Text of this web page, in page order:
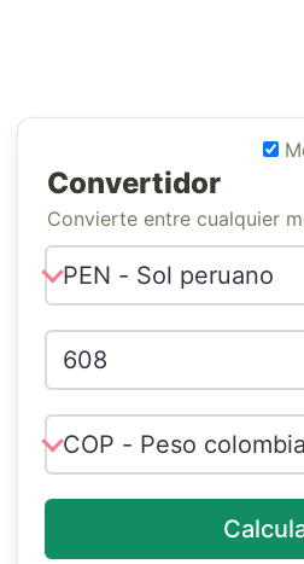
Convertidor
Convierte entre cualquier